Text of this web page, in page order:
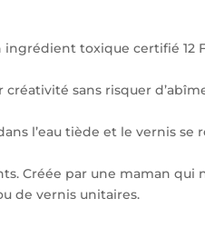
toxique certifié 12
sans risquer
l’eau tiède et le vernis
Créée par une maman
de vernis unitaires.